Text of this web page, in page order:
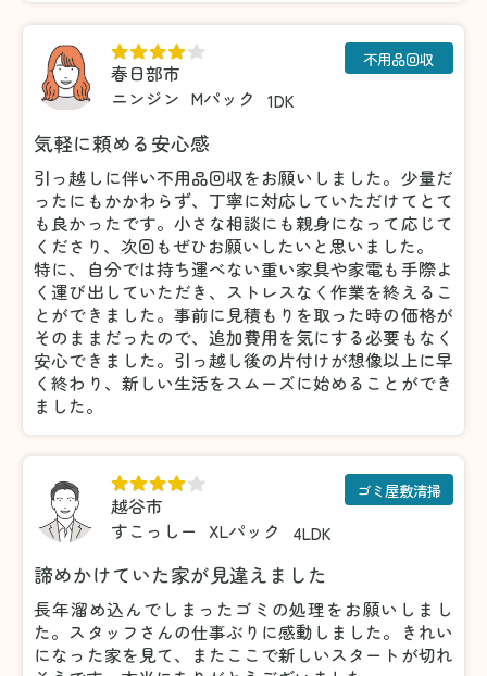
春日部市
ニンジン Mパック 1DK
不用品回収
気軽に頼める安心感
引っ越しに伴い不用品回収をお願いしました。少量だ
ったにもかかわらず、丁寧に対応していただけてとて
も良かったです。小さな相談にも親身になって応じて
くださり、次回もぜひお願いしたいと思いました。
特に、自分では持ち運べない重い家具や家電も手際よ
く運び出していただき、ストレスなく作業を終えるこ
とができました。事前に見積もりを取った時の価格が
そのままだったので、追加費用を気にする必要もなく
安心できました。引っ越し後の片付けが想像以上に早
く終わり、新しい生活をスムーズに始めることができ
ました。
越谷市
すこっしー
XLパック 4LDK
ゴミ屋敷清掃
諦めかけていた家が見違えました
長年溜め込んでしまったゴミの処理をお願いしまし
た。スタッフさんの仕事ぶりに感動しました。きれい
になった家を見て、またここで新しいスタートが切れ